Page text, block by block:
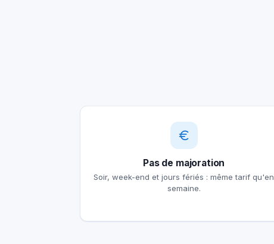
Pas de majoration
Soir, week-end et jours fériés : même tarif qu'en
semaine.